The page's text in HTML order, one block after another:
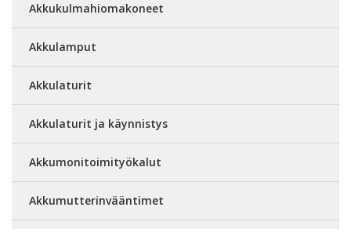
Akkukulmahiomakoneet
Akkulamput
Akkulaturit
Akkulaturit ja käynnistys
Akkumonitoimityökalut
Akkumutterinvääntimet